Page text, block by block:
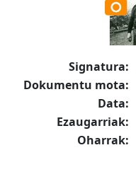
Signatura:
Dokumentu mota:
Data:
Ezaugarriak:
Oharrak: